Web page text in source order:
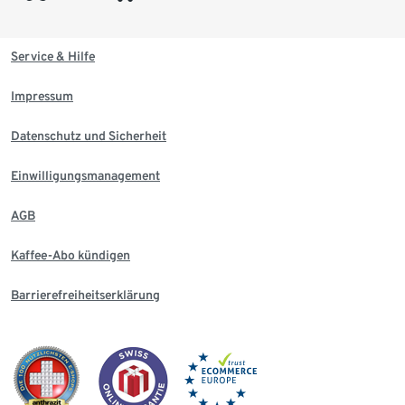
Service & Hilfe
Impressum
Datenschutz und Sicherheit
Einwilligungsmanagement
AGB
Kaffee-Abo kündigen
Barrierefreiheitserklärung